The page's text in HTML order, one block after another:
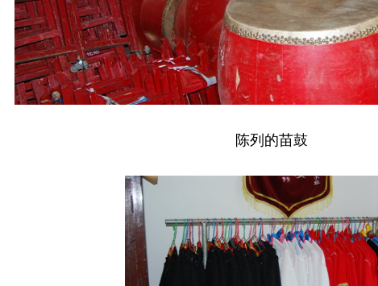
陈列的苗鼓